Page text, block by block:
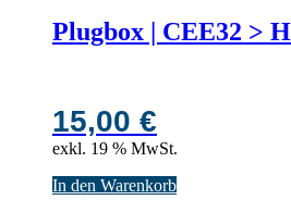
Plugbox | CEE32 >
15,00 €
exkl. 19 % MwSt.
In den Warenkorb